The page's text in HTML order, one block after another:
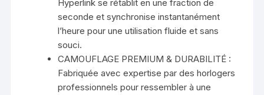
Hyperlink se rétablit en une fraction de
seconde et synchronise instantanément
l’heure pour une utilisation fluide et sans
souci.
CAMOUFLAGE PREMIUM & DURABILITÉ :
Fabriquée avec expertise par des horlogers
professionnels pour ressembler à une